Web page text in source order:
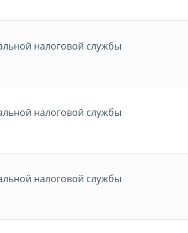
налоговой службы
налоговой службы
налоговой службы